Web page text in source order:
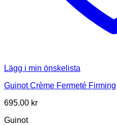
Lägg i min önskelista
Guinot Crème Fermeté Firming
695.00 kr
Guinot